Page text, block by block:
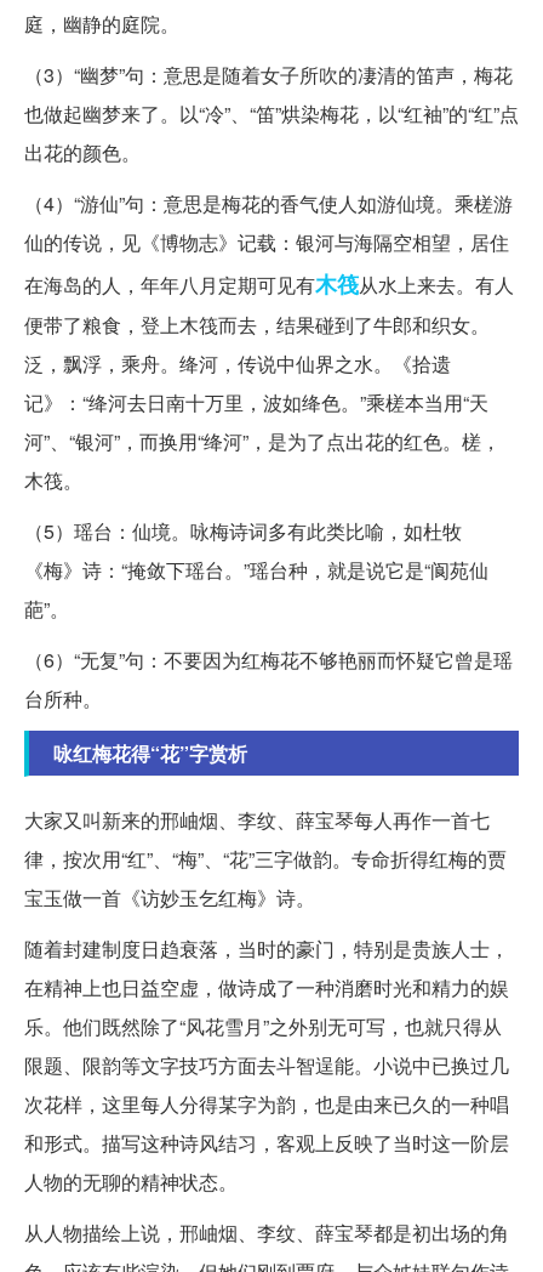
庭，幽静的庭院。
（3）“幽梦”句：意思是随着女子所吹的凄清的笛声，梅花
也做起幽梦来了。以“冷”、“笛”烘染梅花，以“红袖”的“红”点
出花的颜色。
（4）“游仙”句：意思是梅花的香气使人如游仙境。乘槎游
仙的传说，见《博物志》记载：银河与海隔空相望，居住
在海岛的人，年年八月定期可见有木筏从水上来去。有人
便带了粮食，登上木筏而去，结果碰到了牛郎和织女。
泛，飘浮，乘舟。绛河，传说中仙界之水。《拾遗
记》：“绛河去日南十万里，波如绛色。”乘槎本当用“天
河”、“银河”，而换用“绛河”，是为了点出花的红色。槎，
木筏。
（5）瑶台：仙境。咏梅诗词多有此类比喻，如杜牧
《梅》诗：“掩敛下瑶台。”瑶台种，就是说它是“阆苑仙
葩”。
（6）“无复”句：不要因为红梅花不够艳丽而怀疑它曾是瑶
台所种。
咏红梅花得“花”字赏析
大家又叫新来的邢岫烟、李纹、薛宝琴每人再作一首七
律，按次用“红”、“梅”、“花”三字做韵。专命折得红梅的贾
宝玉做一首《访妙玉乞红梅》诗。
随着封建制度日趋衰落，当时的豪门，特别是贵族人士，
在精神上也日益空虚，做诗成了一种消磨时光和精力的娱
乐。他们既然除了“风花雪月”之外别无可写，也就只得从
限题、限韵等文字技巧方面去斗智逞能。小说中已换过几
次花样，这里每人分得某字为韵，也是由来已久的一种唱
和形式。描写这种诗风结习，客观上反映了当时这一阶层
人物的无聊的精神状态。
从人物描绘上说，邢岫烟、李纹、薛宝琴都是初出场的角